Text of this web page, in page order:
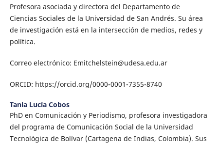
Profesora asociada y directora del Departamento de
Ciencias Sociales de la Universidad de San Andrés. Su área
de investigación está en la intersección de medios, redes y
política.
Correo electrónico: Emitchelstein@udesa.edu.ar
ORCID: https://orcid.org/0000-0001-7355-8740
Tania Lucía Cobos
PhD en Comunicación y Periodismo, profesora investigadora
del programa de Comunicación Social de la Universidad
Tecnológica de Bolívar (Cartagena de Indias, Colombia). Sus